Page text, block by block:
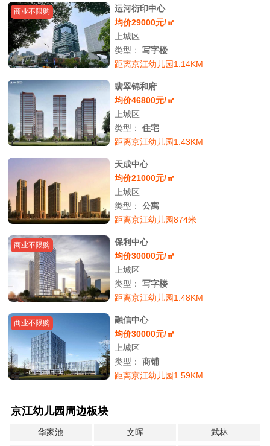
商业不限购
运河衍印中心
均价29000元/㎡
上城区
类型：写字楼
距离京江幼儿园1.14KM
翡翠锦和府
均价46800元/㎡
上城区
类型：住宅
距离京江幼儿园1.43KM
天成中心
均价21000元/㎡
上城区
类型：公寓
距离京江幼儿园874米
商业不限购
保利中心
均价30000元/㎡
上城区
类型：写字楼
距离京江幼儿园1.48KM
商业不限购
融信中心
均价30000元/㎡
上城区
类型：商铺
距离京江幼儿园1.59KM
京江幼儿园周边板块
华家池 文晖 武林